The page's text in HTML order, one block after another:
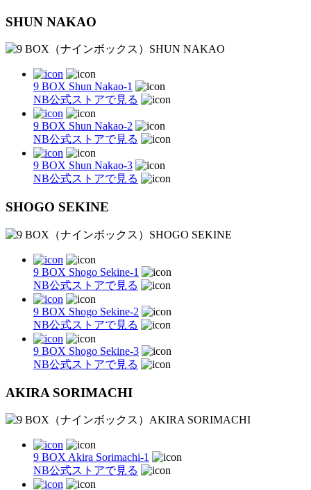
SHUN NAKAO
9 BOX Shun Nakao-1
NB公式ストアで見る
9 BOX Shun Nakao-2
NB公式ストアで見る
9 BOX Shun Nakao-3
NB公式ストアで見る
SHOGO SEKINE
9 BOX Shogo Sekine-1
NB公式ストアで見る
9 BOX Shogo Sekine-2
NB公式ストアで見る
9 BOX Shogo Sekine-3
NB公式ストアで見る
AKIRA SORIMACHI
9 BOX Akira Sorimachi-1
NB公式ストアで見る